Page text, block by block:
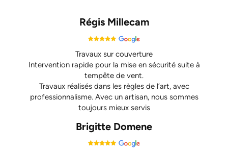
Régis Millecam
Travaux sur couverture
Intervention rapide pour la mise en sécurité suite à
tempête de vent.
Travaux réalisés dans les règles de l’art, avec
professionnalisme. Avec un artisan, nous sommes
toujours mieux servis
Brigitte Domene